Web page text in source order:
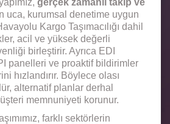
gerçek zamanlı takip ve
uca, kurumsal denetime uygun
Kargo Taşımacılığı dahil
acil ve yüksek değerli
birleştirir. Ayrıca EDI
panelleri ve proaktif bildirimler
hızlandırır. Böylece olası
alternatif planlar derhal
memnuniyeti korunur.
farklı sektörlerin